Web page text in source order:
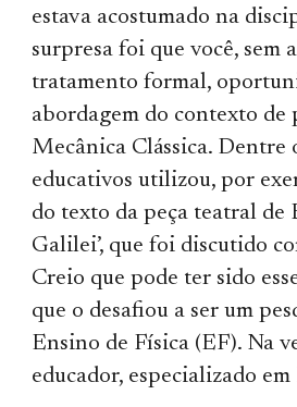
estava acostumado na
surpresa foi que você, sem
tratamento formal,
abordagem do contexto de
Mecânica Clássica. Dentre
educativos utilizou, por
do texto da peça teatral de
Galilei’, que foi discutido
Creio que pode ter sido
que o desafiou a ser um
Ensino de Física (EF). Na
educador, especializado em